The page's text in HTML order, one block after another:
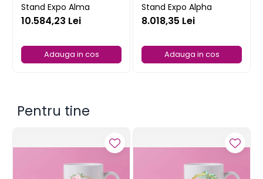
Stand Expo Alma
10.584,23 Lei
Adauga in cos
Stand Expo Alpha
8.018,35 Lei
Adauga in cos
Pentru tine